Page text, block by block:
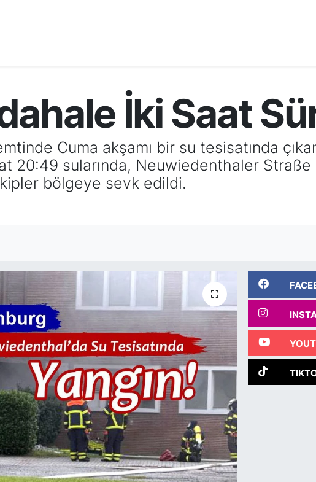
İki Saat
Cuma akşamı bir su tesisatında
20:49 sularında, Neuwiedenthaler
bölgeye sevk edildi.